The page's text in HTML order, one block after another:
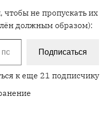
не пропускать их
должным образом):
Подписаться
к еще 21 подписчику